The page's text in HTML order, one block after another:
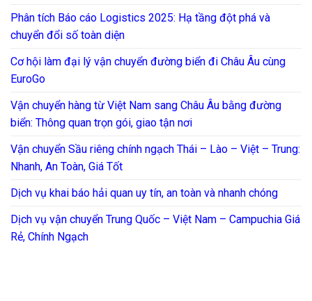
Phân tích Báo cáo Logistics 2025: Hạ tầng đột phá và
chuyển đổi số toàn diện
Cơ hội làm đại lý vận chuyển đường biển đi Châu Âu cùng
EuroGo
Vận chuyển hàng từ Việt Nam sang Châu Âu bằng đường
biển: Thông quan trọn gói, giao tận nơi
Vận chuyển Sầu riêng chính ngạch Thái – Lào – Việt – Trung:
Nhanh, An Toàn, Giá Tốt
Dịch vụ khai báo hải quan uy tín, an toàn và nhanh chóng
Dịch vụ vận chuyển Trung Quốc – Việt Nam – Campuchia Giá
Rẻ, Chính Ngạch